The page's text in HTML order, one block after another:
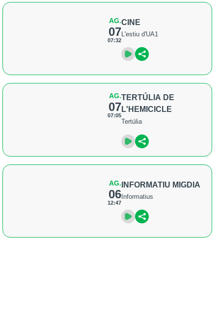
AG.
07
07:32
CINE
L'estiu d'UA1
AG.
07
07:05
TERTÚLIA DE
L'HEMICICLE
Tertúlia
AG.
06
12:47
INFORMATIU MIGDIA
Informatius